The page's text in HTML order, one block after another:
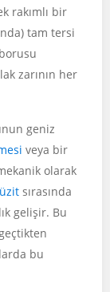
rakımlı bir
tam tersi
zarının her
geniz
veya bir
olarak
sırasında
gelişir. Bu
bu